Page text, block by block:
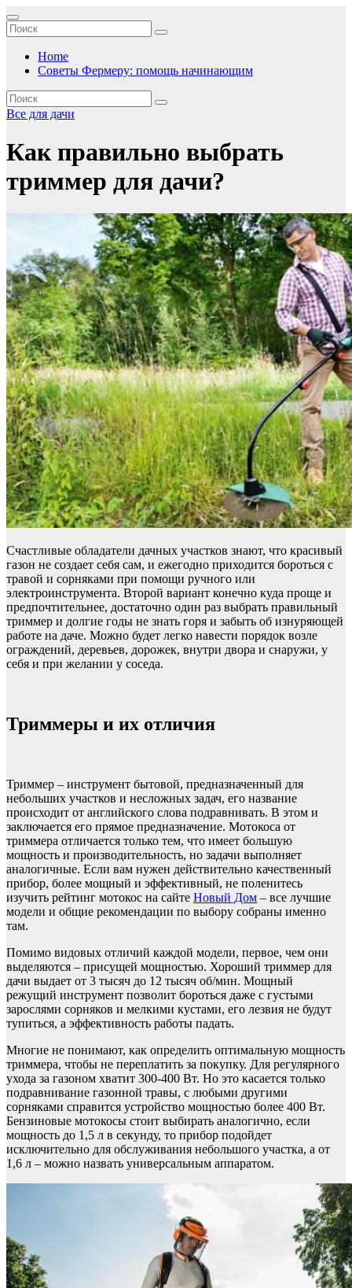
Перейти
к
содержимому
Home
Советы Фермеру: помощь начинающим
Все для дачи
Как правильно выбрать
триммер для дачи?
Счастливые обладатели дачных участков знают, что красивый
газон не создает себя сам, и ежегодно приходится бороться с
травой и сорняками при помощи ручного или
электроинструмента. Второй вариант конечно куда проще и
предпочтительнее, достаточно один раз выбрать правильный
триммер и долгие годы не знать горя и забыть об изнуряющей
работе на даче. Можно будет легко навести порядок возле
ограждений, деревьев, дорожек, внутри двора и снаружи, у
себя и при желании у соседа.
Триммеры и их отличия
Триммер – инструмент бытовой, предназначенный для
небольших участков и несложных задач, его название
происходит от английского слова подравнивать. В этом и
заключается его прямое предназначение. Мотокоса от
триммера отличается только тем, что имеет большую
мощность и производительность, но задачи выполняет
аналогичные. Если вам нужен действительно качественный
прибор, более мощный и эффективный, не поленитесь
изучить рейтинг мотокос на сайте Новый Дом – все лучшие
модели и общие рекомендации по выбору собраны именно
там.
Помимо видовых отличий каждой модели, первое, чем они
выделяются – присущей мощностью. Хороший триммер для
дачи выдает от 3 тысяч до 12 тысяч об/мин. Мощный
режущий инструмент позволит бороться даже с густыми
зарослями сорняков и мелкими кустами, его лезвия не будут
тупиться, а эффективность работы падать.
Многие не понимают, как определить оптимальную мощность
триммера, чтобы не переплатить за покупку. Для регулярного
ухода за газоном хватит 300-400 Вт. Но это касается только
подравнивание газонной травы, с любыми другими
сорняками справится устройство мощностью более 400 Вт.
Бензиновые мотокосы стоит выбирать аналогично, если
мощность до 1,5 л в секунду, то прибор подойдет
исключительно для обслуживания небольшого участка, а от
1,6 л – можно назвать универсальным аппаратом.